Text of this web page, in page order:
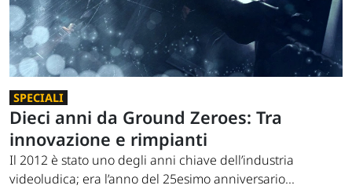
SPECIALI
Dieci anni da Ground Zeroes: Tra
innovazione e rimpianti
Il 2012 è stato uno degli anni chiave dell’industria
videoludica; era l’anno del 25esimo anniversario...